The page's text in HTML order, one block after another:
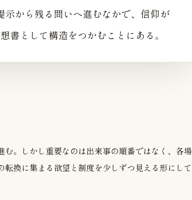
から残る問いへ進むなかで、信仰が
書として構造をつかむことにある。
。しかし重要なのは出来事の順番ではなく、各場
換に集まる欲望と制度を少しずつ見える形にして